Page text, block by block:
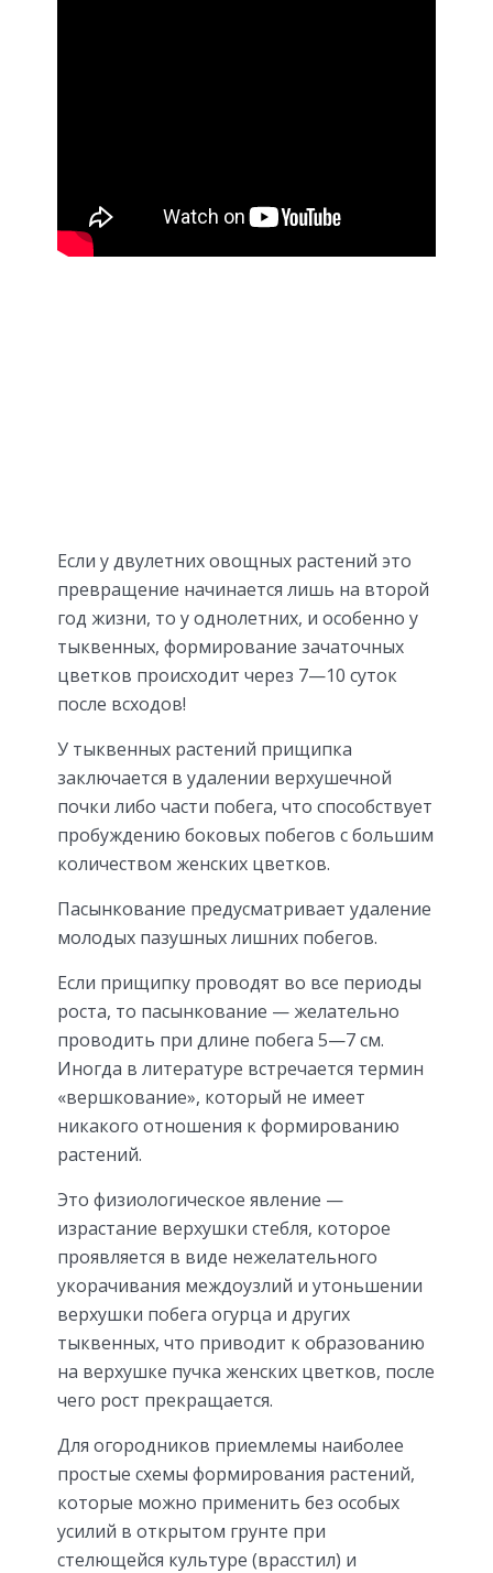
Если у двулетних овощных растений это
превращение начинается лишь на второй
год жизни, то у однолетних, и особенно у
тыквенных, формирование зачаточных
цветков происходит через 7—10 суток
после всходов!
У тыквенных растений прищипка
заключается в удалении верхушечной
почки либо части побега, что способствует
пробуждению боковых побегов с большим
количеством женских цветков.
Пасынкование предусматривает удаление
молодых пазушных лишних побегов.
Если прищипку проводят во все периоды
роста, то пасынкование — желательно
проводить при длине побега 5—7 см.
Иногда в литературе встречается термин
«вершкование», который не имеет
никакого отношения к формированию
растений.
Это физиологическое явление —
израстание верхушки стебля, которое
проявляется в виде нежелательного
укорачивания междоузлий и утоньшении
верхушки побега огурца и других
тыквенных, что приводит к образованию
на верхушке пучка женских цветков, после
чего рост прекращается.
Для огородников приемлемы наиболее
простые схемы формирования растений,
которые можно применить без особых
усилий в открытом грунте при
стелющейся культуре (врасстил) и